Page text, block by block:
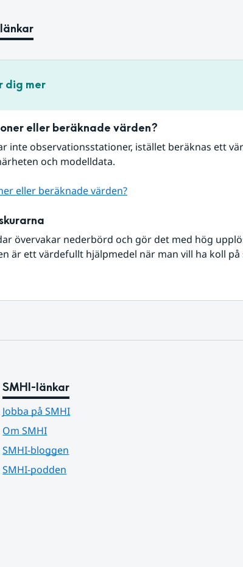
dig mer
eller beräknade värden?
inte observationsstationer, istället beräknas ett
och modelldata.
eller beräknade värden?
övervakar nederbörd och gör det med hög
är ett värdefullt hjälpmedel när man vill ha koll på
SMHI-länkar
Jobba på SMHI
Om SMHI
SMHI-bloggen
SMHI-podden